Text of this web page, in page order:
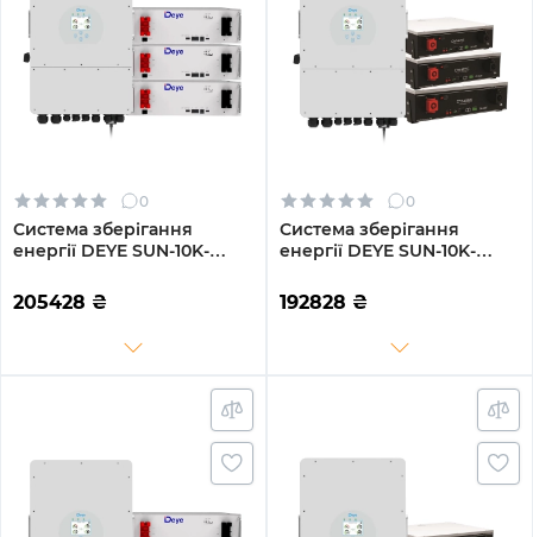
0
Система зберігання
енергії DEYE SUN-10K-
3DE15.36K-LFP 10000W
15.36kh 3BAT LiFePO4 6000
205428 ₴
0
Система зберігання
енергії DEYE SUN-10K-
3DY15.36K-LFP-W 10000W
15.36kh 3BAT LiFePO4 6000
192828 ₴